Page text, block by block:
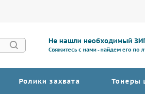
Не нашли необходимый
Свяжитесь с нами - найдем его по
Ролики захвата Тонеры